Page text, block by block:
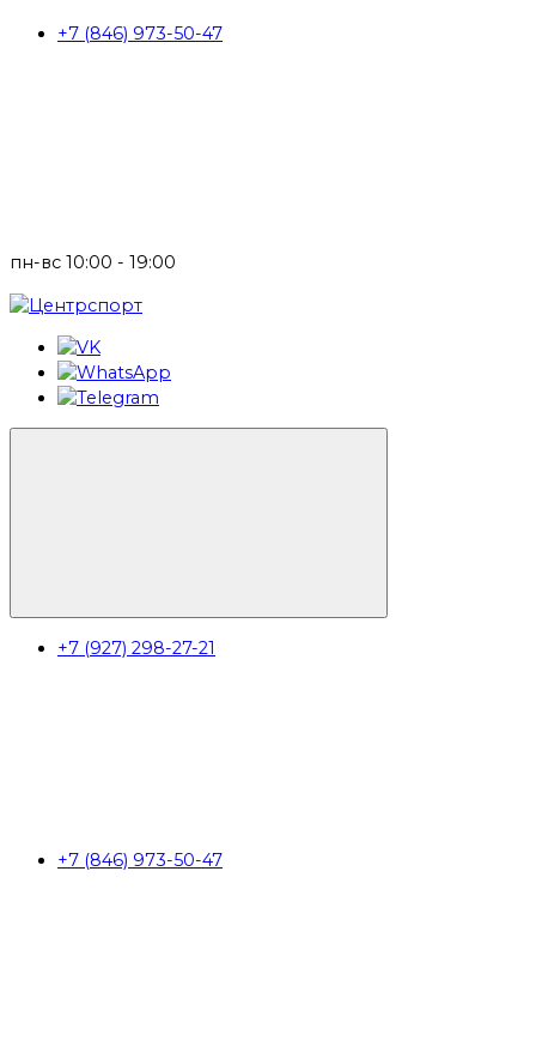
+7 (846) 973-50-47
пн-вс 10:00 - 19:00
+7 (927) 298-27-21
+7 (846) 973-50-47